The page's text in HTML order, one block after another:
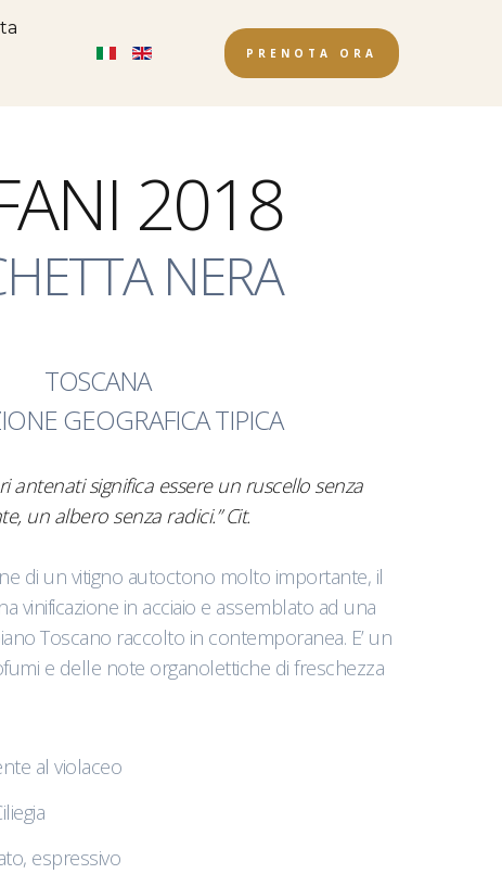
PRENOTA ORA
2018
NERA
TOSCANA
GEOGRAFICA TIPICA
antenati significa essere un ruscello senza
un albero senza radici.” Cit.
di un vitigno autoctono molto importante, il
vinificazione in acciaio e assemblato ad una
Toscano raccolto in contemporanea. E’ un
e delle note organolettiche di freschezza
al violaceo
espressivo